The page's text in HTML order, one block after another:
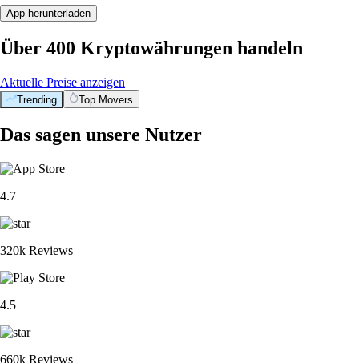
App herunterladen
Über 400 Kryptowährungen handeln
Aktuelle Preise anzeigen
Trending Top Movers
Das sagen unsere Nutzer
4.7
320k Reviews
4.5
660k Reviews